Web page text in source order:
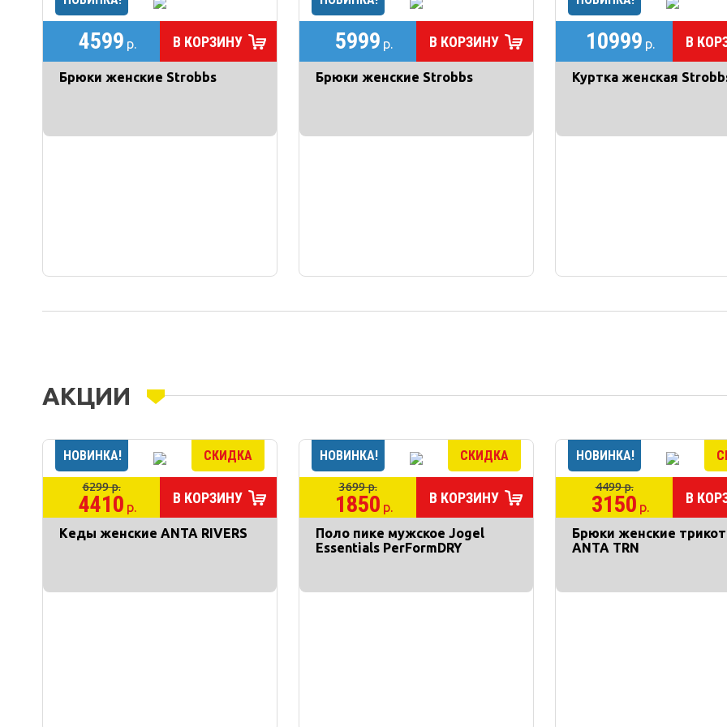
4599 р. В КОРЗИНУ
Брюки женские Strobbs
5999 р. В КОРЗИНУ
Брюки женские Strobbs
10999 р. В
Куртка женская
АКЦИИ
6299 р.
4410 р.
В КОРЗИНУ
Кеды женские ANTA RIVERS
3699 р.
1850 р.
В КОРЗИНУ
Поло пике мужское Jogel
Essentials PerFormDRY
4499 р.
3150 р.
В
Брюки женские
ANTA TRN